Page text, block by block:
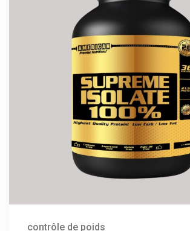
contrôle de poids